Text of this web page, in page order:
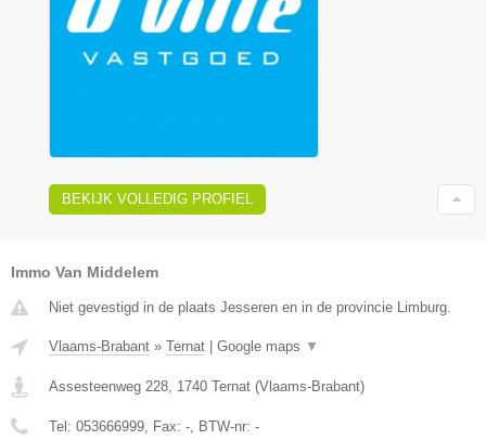
BEKIJK VOLLEDIG PROFIEL
Immo Van Middelem
Niet gevestigd in de plaats Jesseren en in de provincie Limburg.
Vlaams-Brabant » Ternat Google maps ▼
Assesteenweg 228 1740 Ternat (Vlaams-Brabant)
Tel: 053666999 , Fax: - , BTW-nr: -